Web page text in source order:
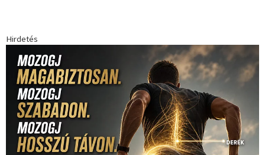
Hirdetés